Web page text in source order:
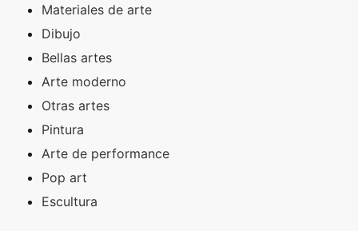
Materiales de arte
Dibujo
Bellas artes
Arte moderno
Otras artes
Pintura
Arte de performance
Pop art
Escultura